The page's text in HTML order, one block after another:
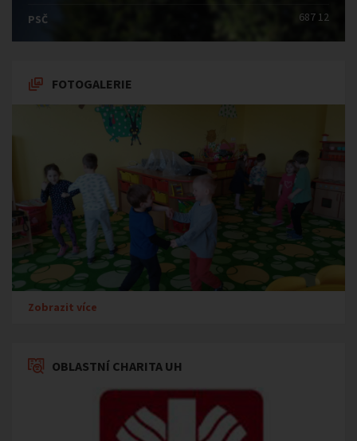
PSČ
687 12
FOTOGALERIE
Zobrazit více
OBLASTNÍ CHARITA UH